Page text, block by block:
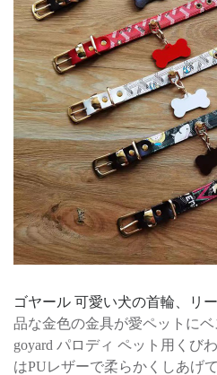
ゴヤール 可愛い犬の首輪、リ
品な金色の金具が愛ペットにベ
goyard パロディ ペット用くび
はPUレザーで柔らかくしあげ